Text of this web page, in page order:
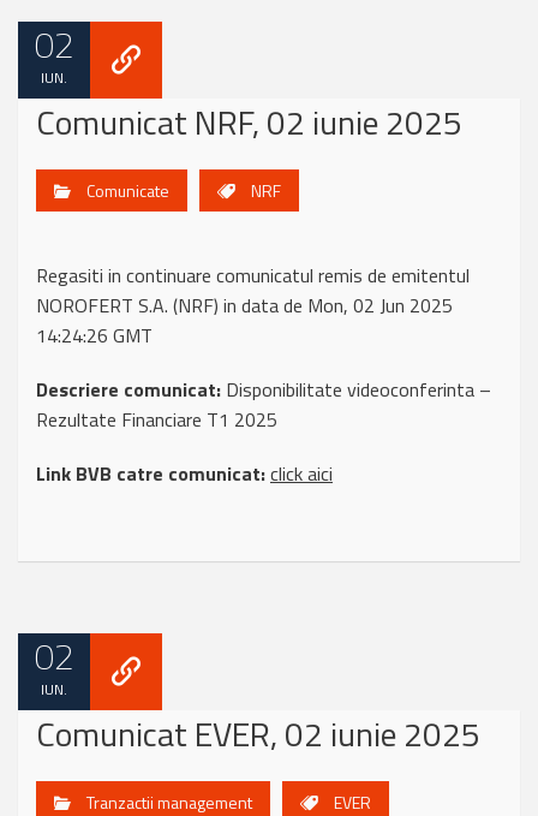
02
IUN.
Comunicat NRF, 02 iunie 2025
Comunicate NRF
Regasiti in continuare comunicatul remis de emitentul
NOROFERT S.A. (NRF) in data de Mon, 02 Jun 2025
14:24:26 GMT
Descriere comunicat: Disponibilitate videoconferinta –
Rezultate Financiare T1 2025
Link BVB catre comunicat:click aici
02
IUN.
Comunicat EVER, 02 iunie 2025
Tranzactii management EVER